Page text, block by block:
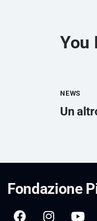
You
NEWS
Un
Fondazione